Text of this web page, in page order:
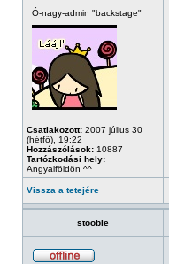
Ó-nagy-admin "backstage"
Csatlakozott: 2007 július 30
(hétfő), 19:22
Hozzászólások: 10887
Tartózkodási hely:
Angyalföldön ^^
Vissza a tetejére
stoobie